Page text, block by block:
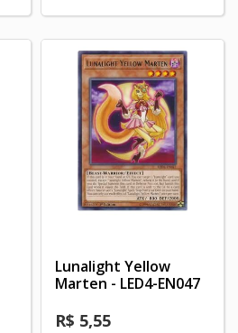
Lunalight Yellow
Marten - LED4-EN047
R$ 5,55